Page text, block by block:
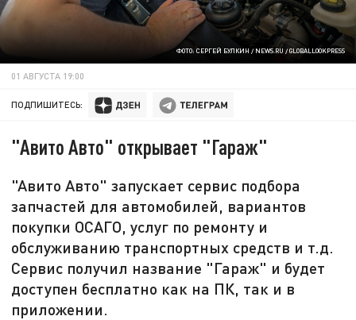
ФОТО: СЕРГЕЙ БУЛКИН / NEWS.RU / GLOBALLOOKPRESS
01 АВГУСТА 19:00
ПОДПИШИТЕСЬ:
"Авито Авто" открывает "Гараж"
"Авито Авто" запускает сервис подбора
запчастей для автомобилей, вариантов
покупки ОСАГО, услуг по ремонту и
обслуживанию транспортных средств и т.д.
Сервис получил название "Гараж" и будет
доступен бесплатно как на ПК, так и в
приложении.